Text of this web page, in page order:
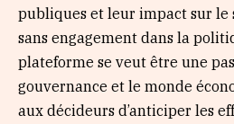
publiques et leur impact sur le
sans engagement dans la
plateforme se veut être une
gouvernance et le monde
aux décideurs d’anticiper les